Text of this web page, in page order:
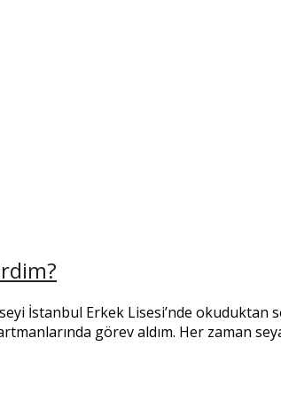
İstanbul Erkek Lisesi’nde okuduktan
görev aldım. Her zaman